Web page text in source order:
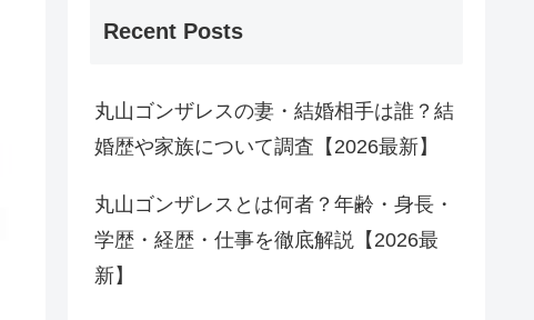
Recent Posts
丸山ゴンザレスの妻・結婚相手は誰？結
婚歴や家族について調査【2026最新】
丸山ゴンザレスとは何者？年齢・身長・
学歴・経歴・仕事を徹底解説【2026最
新】